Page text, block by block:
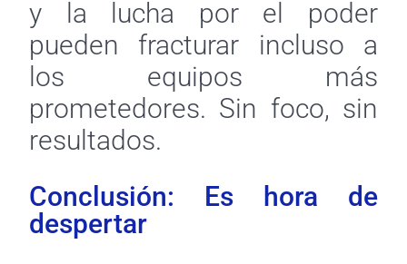
y la lucha por el poder
pueden fracturar incluso a
los equipos más
prometedores. Sin foco, sin
resultados.
Conclusión: Es hora de
despertar